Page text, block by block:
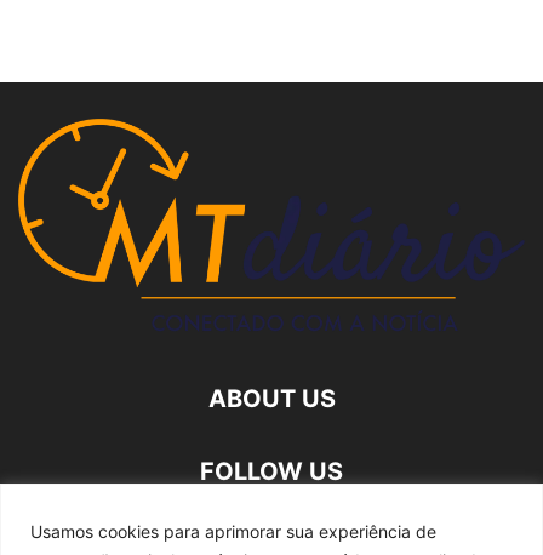
Usamos cookies para aprimorar sua experiência de
ABOUT US
FOLLOW US